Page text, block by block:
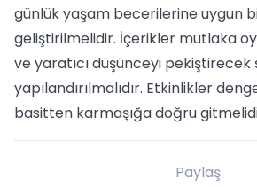
günlük yaşam becerilerine uygun
geliştirilmelidir. İçerikler mutlaka
ve yaratıcı düşünceyi pekiştirecek
yapılandırılmalıdır. Etkinlikler
basitten karmaşığa doğru
Paylaş